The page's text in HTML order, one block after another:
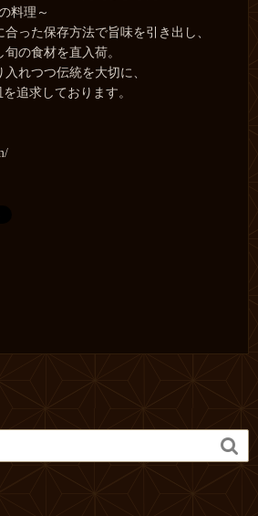
料理～
った保存方法で旨味を引き出し、
の食材を直入荷。
れつつ伝統を大切に、
追求しております。
